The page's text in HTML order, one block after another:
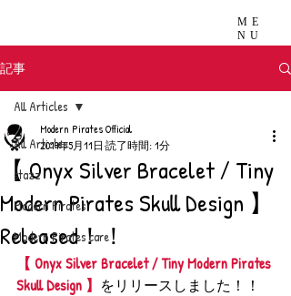
ME
NU
記事
All Articles
stazz
Modern Pirates
Modern Pirates care
All Articles
【 Onyx Silver Bracelet / Tiny
Modern Pirates Skull Design 】
Released！！
Modern Pirates Official
2019年5月11日 読了時間: 1分
【 Onyx Silver Bracelet / Tiny Modern Pirates
Skull Design 】 をリリースしました！！